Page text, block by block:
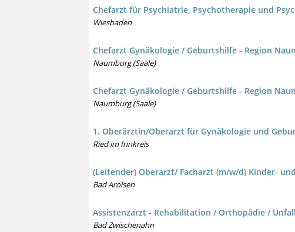
Chefarzt für Psychiatrie, Psychotherapie und
Wiesbaden
Chefarzt Gynäkologie / Geburtshilfe - Region
Naumburg (Saale)
Chefarzt Gynäkologie / Geburtshilfe - Region
Naumburg (Saale)
1. Oberärztin/Oberarzt für Gynäkologie und
Ried im Innkreis
(Leitender) Oberarzt/ Facharzt (m/w/d) Kinder-
Bad Arolsen
Assistenzarzt - Rehabilitation / Orthopädie /
Bad Zwischenahn